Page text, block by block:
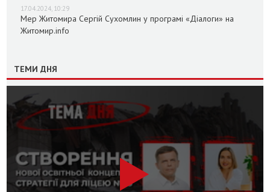
17.04.2024, 10:29
Мер Житомира Сергій Сухомлин у програмі «Діалоги» на
Житомир.info
ТЕМИ ДНЯ